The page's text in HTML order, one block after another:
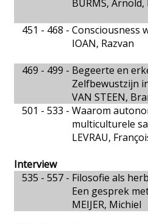
BURMS, Arnold,
451 - 468 - Consciousness
IOAN, Razvan
469 - 499 - Begeerte en
Zelfbewustzijn
VAN STEEN,
501 - 533 - Waarom
multiculturele
LEVRAU,
Interview
535 - 557 - Filosofie als
Een gesprek
MEIJER, Michiel